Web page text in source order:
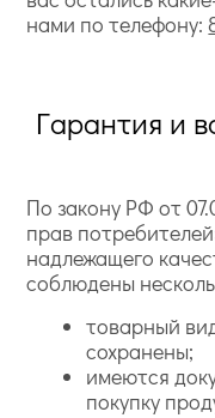
нами по телефону:
Гарантия и
По закону РФ от
прав
надлежащего
соблюдены
товарный
сохранены;
имеются
покупку